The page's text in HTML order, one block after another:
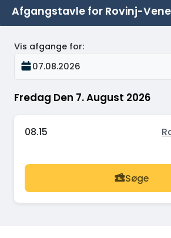
Afgangstavle for Rovinj-
Fredag Den 7. August 2026
Vis afgange for:
07.08.2026
08.15
Søge